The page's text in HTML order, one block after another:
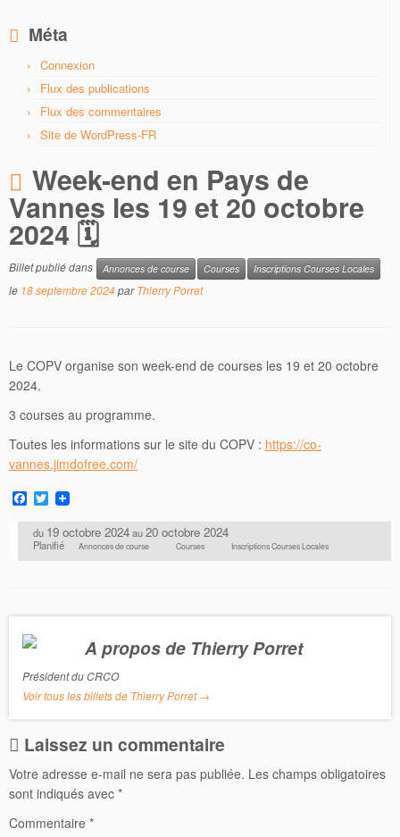
Méta
Connexion
Flux des publications
Flux des commentaires
Site de WordPress-FR
Week-end en Pays de
Vannes les 19 et 20 octobre
2024 🗓
Billet publié dans Annonces de course Courses Inscriptions Courses Locales
le 18 septembre 2024parThierry Porret
Le COPV organise son week-end de courses les 19 et 20 octobre
2024.
3 courses au programme.
Toutes les informations sur le site du COPV : https://co-
vannes.jimdofree.com/
F
a
c
e
b
T
w
i
t
t
du 19 octobre 2024 au 20 octobre 2024
Planifié Annonces de course Courses Inscriptions Courses Locales
A propos de Thierry Porret
Président du CRCO
Voir tous les billets de Thierry Porret→
Laissez un commentaire
Votre adresse e-mail ne sera pas publiée. Les champs obligatoires
sont indiqués avec *
Commentaire *